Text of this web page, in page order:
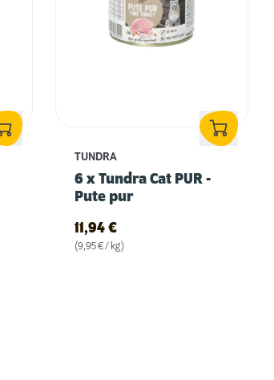
TUNDRA
6 x Tundra Cat PUR -
Pute pur
11,94 €
(9,95 € / kg)